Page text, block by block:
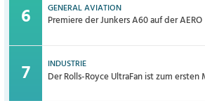
GENERAL AVIATION
Premiere der Junkers A60 auf der AERO
INDUSTRIE
Der Rolls-Royce UltraFan ist zum ersten